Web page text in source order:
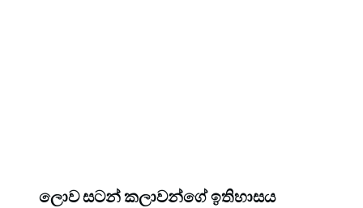
ලොව සටන් කලාවන්ගේ ඉතිහාසය